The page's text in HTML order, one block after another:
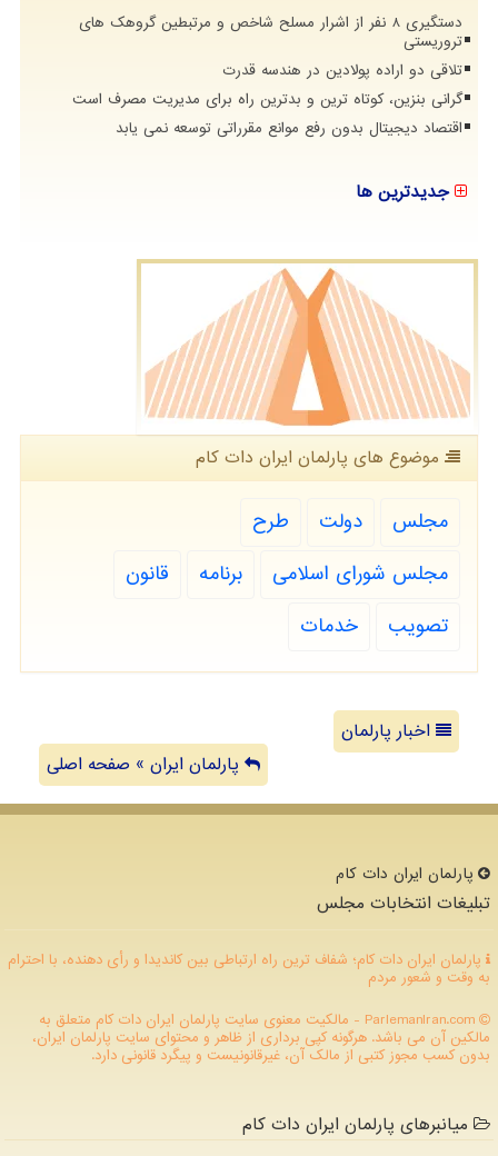
دستگیری 8 نفر از اشرار مسلح شاخص و مرتبطین گروهک های
تروریستی
تلاقی دو اراده پولادین در هندسه قدرت
گرانی بنزین، کوتاه ترین و بدترین راه برای مدیریت مصرف است
اقتصاد دیجیتال بدون رفع موانع مقرراتی توسعه نمی یابد
جدیدترین ها
موضوع های پارلمان ایران دات كام
مجلس دولت
طرح
مجلس شورای اسلامی
برنامه
قانون
تصویب
خدمات
اخبار پارلمان
پارلمان ایران » صفحه اصلی
پارلمان ایران دات كام
تبلیغات انتخابات مجلس
پارلمان ایران دات کام؛ شفاف ترین راه ارتباطی بین کاندیدا و رأی دهنده، با احترام
به وقت و شعور مردم
ParlemanIran.com - مالکیت معنوی سایت پارلمان ایران دات كام متعلق به
مالکین آن می باشد. هرگونه کپی برداری از ظاهر و محتوای سایت پارلمان ایران،
بدون کسب مجوز کتبی از مالک آن، غیرقانونیست و پیگرد قانونی دارد.
میانبرهای پارلمان ایران دات کام